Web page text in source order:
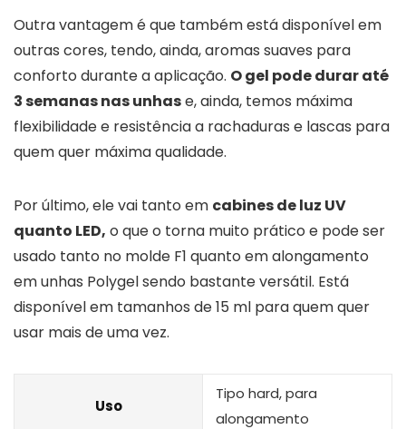
Outra vantagem é que também está disponível em
outras cores, tendo, ainda, aromas suaves para
conforto durante a aplicação. O gel pode durar até
3 semanas nas unhase, ainda, temos máxima
flexibilidade e resistência a rachaduras e lascas para
quem quer máxima qualidade.
Por último, ele vai tanto em cabines de luz UV
quanto LED, o que o torna muito prático e pode ser
usado tanto no molde F1 quanto em alongamento
em unhas Polygel sendo bastante versátil. Está
disponível em tamanhos de 15 ml para quem quer
usar mais de uma vez.
Uso
Tipo hard, para
alongamento